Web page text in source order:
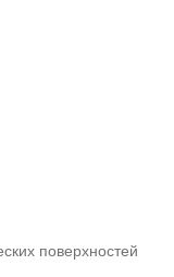
поверхностей